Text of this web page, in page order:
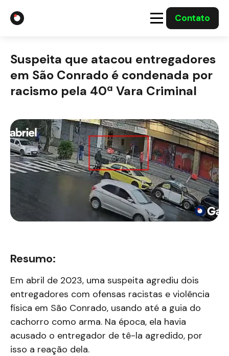
Contato
Soluções
Casos Solucionados
Mídia
Suspeita que atacou entregadores
em São Conrado é condenada por
racismo pela 40ª Vara Criminal
Resumo:
Em abril de 2023, uma suspeita agrediu dois
entregadores com ofensas racistas e violência
física em São Conrado, usando até a guia do
cachorro como arma. Na época, ela havia
acusado o entregador de tê-la agredido, por
isso a reação dela.